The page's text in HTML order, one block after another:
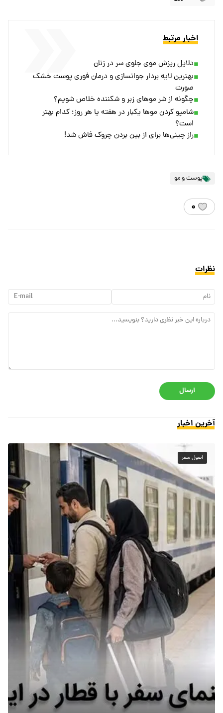
اخبار مرتبط
دلایل ریزش موی جلوی سر در زنان
بهترین لایه بردار جوانسازی و درمان فوری پوست خشک
صورت
چگونه از شر موهای زبر و شکننده خلاص شویم؟
شامپو کردن مو‌ها یکبار در هفته یا هر روز؛ کدام بهتر
است؟
راز چینی‌ها برای از بین بردن چروک فاش شد!
پوست و مو
۰
نظرات
ارسال
آخرین اخبار
اصول سفر